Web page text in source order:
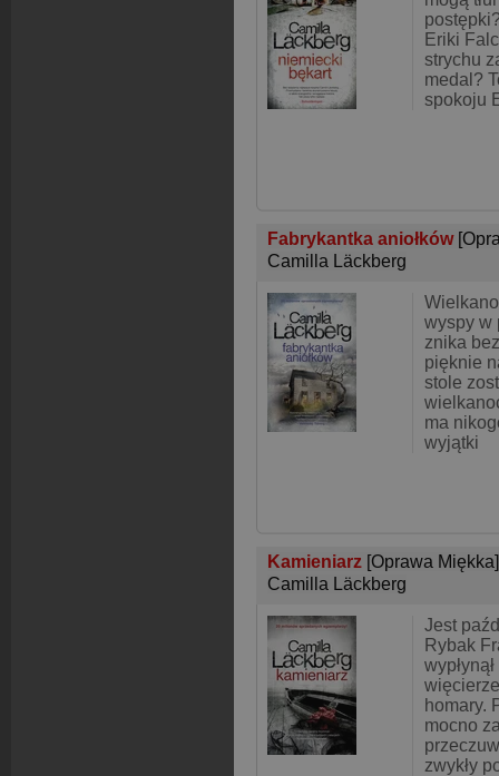
Eriki
strychu
medal?
spokoju
Fabrykantka aniołków
Camilla Läckberg
wyspy w
znika
pięknie
stole
ma
wyjątki
Kamieniarz [Oprawa Miękka]
Camilla Läckberg
Jest
Rybak
homary.
mocno
zwykły